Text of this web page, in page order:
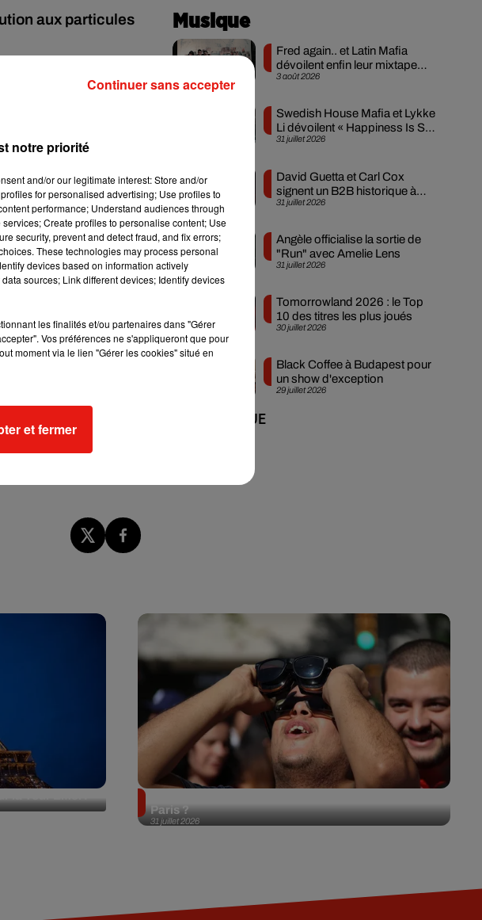
aux particules
bois, ainsi que la
soit
limitées à 90
sur Twitter la
souhaitez l'afficher,
bois d'appoint ou
Musique
3 août 2026
Fred again.. et Latin Mafia
dévoilent enfin leur mixtape
créée en...
31 juillet 2026
Swedish House Mafia et Lykke
Li dévoilent « Happiness Is So
Sad »
31 juillet 2026
David Guetta et Carl Cox
signent un B2B historique à
Ibiza
31 juillet 2026
Angèle officialise la sortie de
"Run" avec Amelie Lens
30 juillet 2026
Tomorrowland 2026 : le Top
10 des titres les plus joués
29 juillet 2026
Black Coffee à Budapest pour
un show d'exception
+ DE MUSIQUE
31 juillet 2026
Paris ?
notre priorité
and/or our legitimate interest: Store and/or
for personalised advertising; Use profiles to
performance; Understand audiences through
Create profiles to personalise content; Use
security, prevent and detect fraud, and fix errors;
These technologies may process personal
devices based on information actively
sources; Link different devices; Identify devices
les finalités et/ou partenaires dans "Gérer
Vos préférences ne s'appliqueront que pour
moment via le lien "Gérer les cookies" situé en
et fermer
Continuer sans accepter